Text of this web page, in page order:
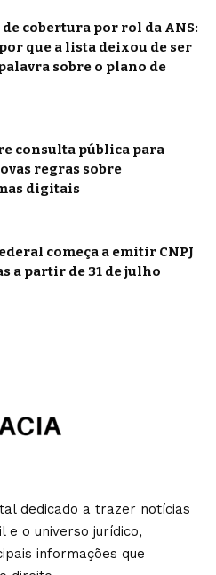
cobertura por rol da ANS:
que a lista deixou de ser
sobre o plano de
consulta pública para
regras sobre
digitais
começa a emitir CNPJ
a partir de 31 de julho
dedicado a trazer notícias
e o universo jurídico,
informações que